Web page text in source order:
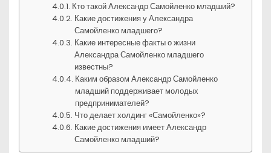
Кто такой Александр Самойленко младший?
Какие достижения у Александра
Самойленко младшего?
Какие интересные факты о жизни
Александра Самойленко младшего
известны?
Каким образом Александр Самойленко
младший поддерживает молодых
предпринимателей?
Что делает холдинг «Самойленко»?
Какие достижения имеет Александр
Самойленко младший?